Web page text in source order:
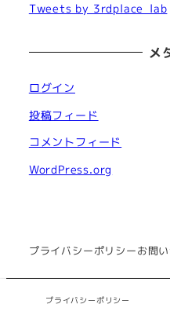
Tweets by 3rdplace_lab
メ
ログイン
投稿フィード
コメントフィード
WordPress.org
プライバシーポリシーお問
© サードプレイス・
プライバシーポリシー